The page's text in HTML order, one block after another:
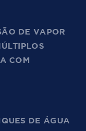
DE VAPOR
COM
DE ÁGUA